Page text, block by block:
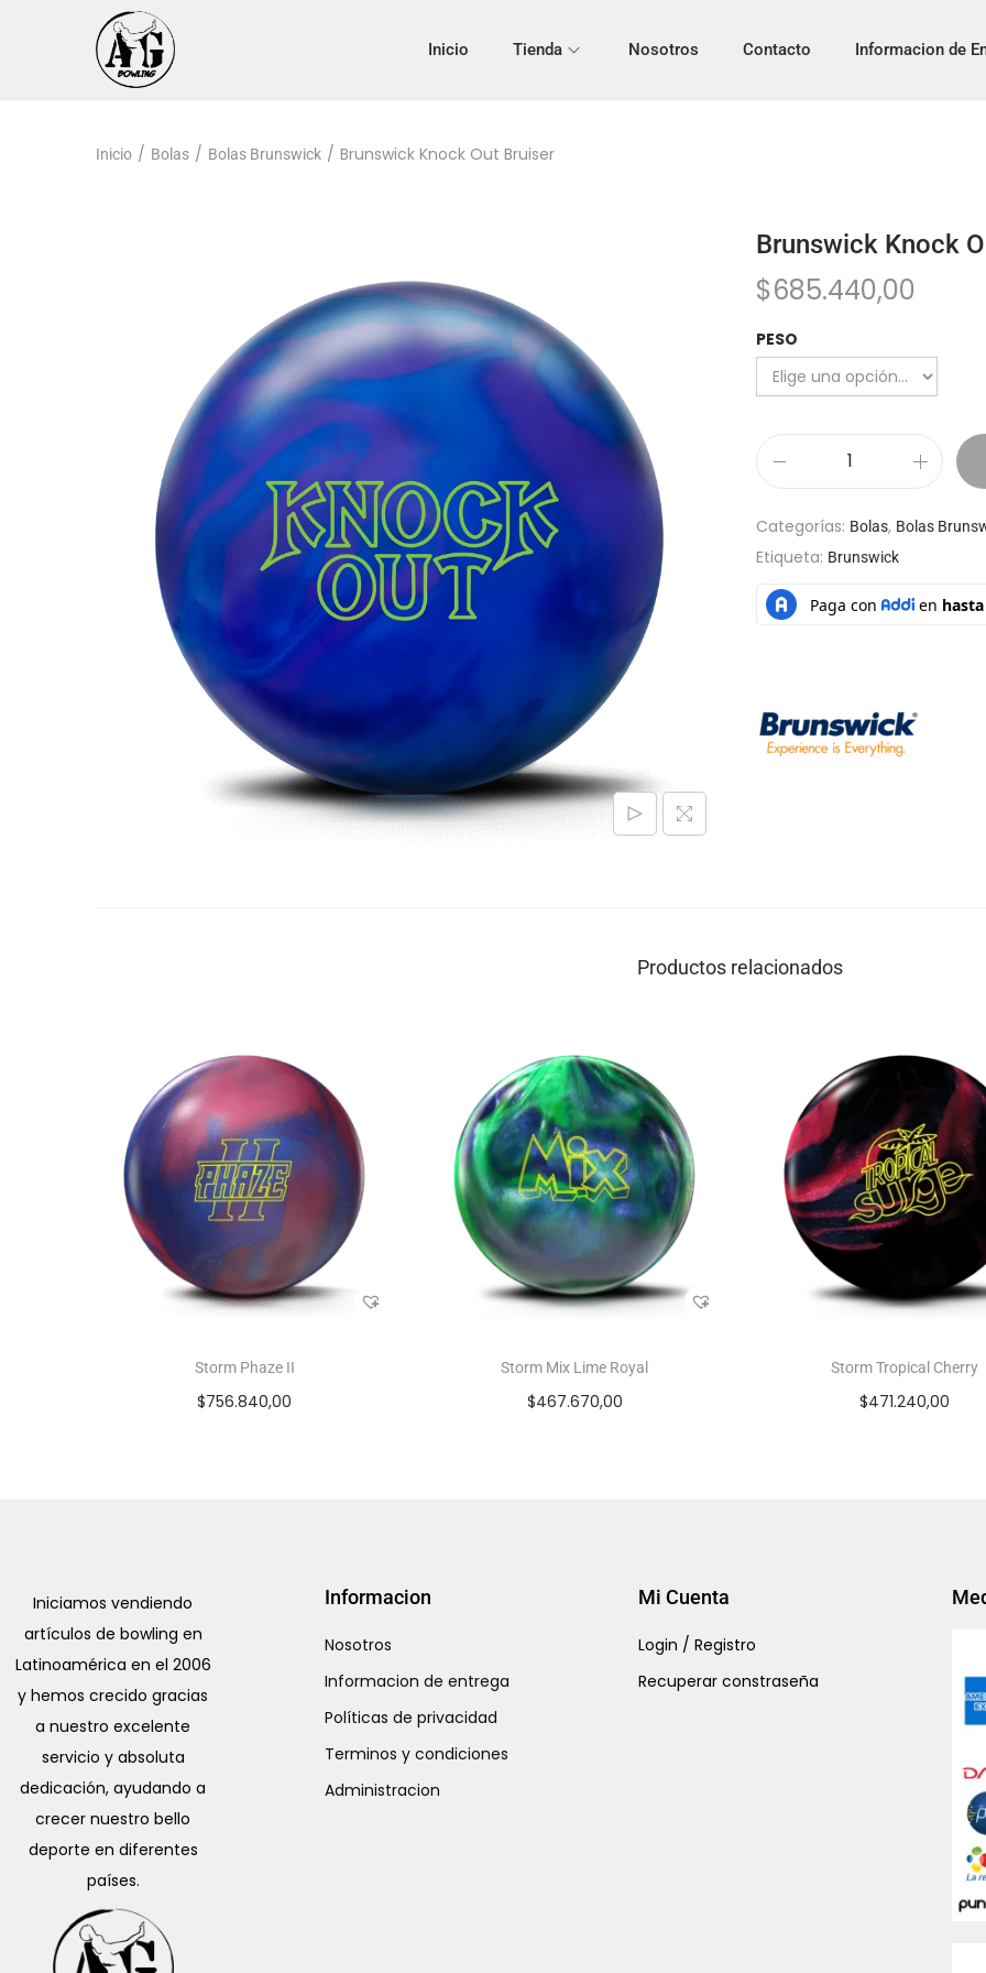
Inicio Tienda Nosotros Contacto Informacion de
Inicio / Bolas / Bolas Brunswick / Brunswick Knock Out Bruiser
Brunswick Knock
$685.440,00
PESO
Categorías: Bolas, Bolas
Etiqueta: Brunswick
Productos relacionados
Storm Phaze II
$756.840,00
Storm Mix Lime Royal
$467.670,00
Storm Tropical Cherry
$471.240,00
Iniciamos vendiendo
artículos de bowling en
Latinoamérica en el 2006
y hemos crecido gracias
a nuestro excelente
servicio y absoluta
dedicación, ayudando a
crecer nuestro bello
deporte en diferentes
países.
Informacion
Nosotros
Informacion de entrega
Políticas de privacidad
Terminos y condiciones
Administracion
Mi Cuenta
Login / Registro
Recuperar constraseña